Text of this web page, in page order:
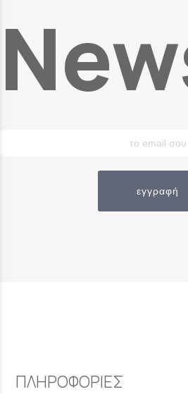
εγγραφή
ΠΛΗΡΟΦΟΡΙΕΣ